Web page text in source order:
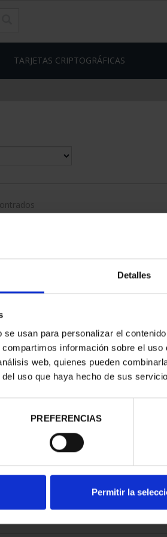
Detalles
usan para personalizar el
información sobre el
web, quienes pueden
uso que haya hecho de sus
PREFERENCIAS
Permitir la
TARJETAS CRIPTOGRÁFICAS
50 EURO
LOS BR...